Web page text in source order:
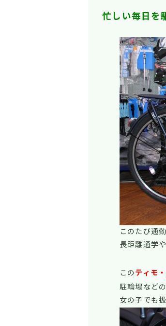
忙しい毎日を
このたび通
長距離通学
この ティモ
駐輪場など
女の子でも